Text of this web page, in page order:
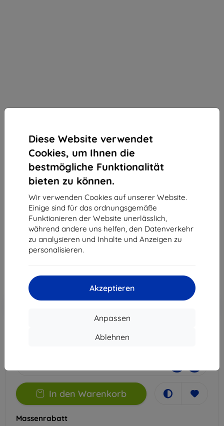
Diese Website verwendet
Cookies, um Ihnen die
bestmögliche Funktionalität
bieten zu können.
Wir verwenden Cookies auf unserer Website.
Einige sind für das ordnungsgemäße
Funktionieren der Website unerlässlich,
während andere uns helfen, den Datenverkehr
zu analysieren und Inhalte und Anzeigen zu
personalisieren.
Akzeptieren
Anpassen
Ablehnen
3MK StratCore700 mehrschichtiger Schutzfilm für
Apple iPhone 13 Mini
Geeignet für: Apple iPhone 13 Mini
21,90 €
16,11 €
ohne MWSt13,54 €
Rabatt mit Gutschein
In den
In den Warenkorb
Massenrabatt